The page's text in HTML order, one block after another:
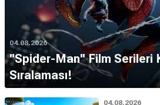
04.08.2026
''Spider-Man'' Film Serileri
Sıralaması!
04.08.2026